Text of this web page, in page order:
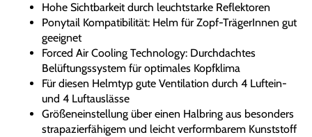
Hohe Sichtbarkeit durch leuchtstarke Reflektoren
Ponytail Kompatibilität: Helm für Zopf-TrägerInnen gut
geeignet
Forced Air Cooling Technology: Durchdachtes
Belüftungssystem für optimales Kopfklima
Für diesen Helmtyp gute Ventilation durch 4 Luftein-
und 4 Luftauslässe
Größeneinstellung über einen Halbring aus besonders
strapazierfähigem und leicht verformbarem Kunststoff